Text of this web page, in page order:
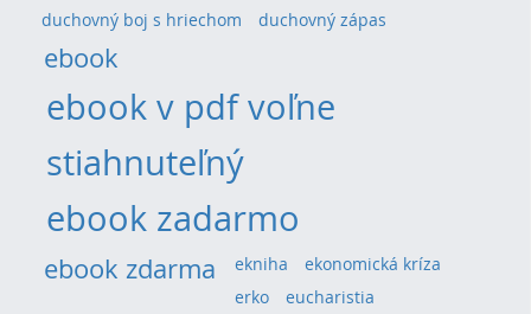
duchovný boj s hriechom
duchovný zápas
ebook
ebook v pdf voľne
stiahnuteľný
ebook zadarmo
ebook zdarma ekniha
ekonomická kríza
erko
eucharistia